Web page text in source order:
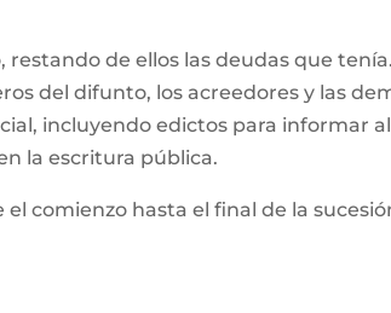
de ellos las deudas que
del difunto, los acreedores y las
incluyendo edictos para informar
la escritura pública.
comienzo hasta el final de la